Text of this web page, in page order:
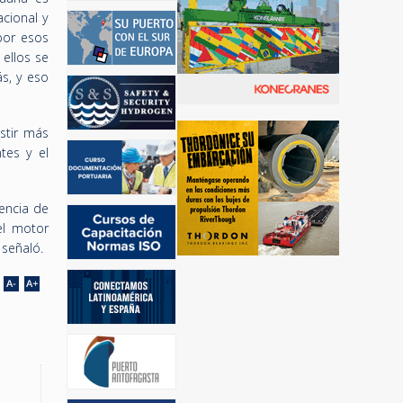
y
esos
se
y eso
más
y el
de
motor